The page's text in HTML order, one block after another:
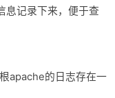
息记录下来，便于查
apache的日志存在一